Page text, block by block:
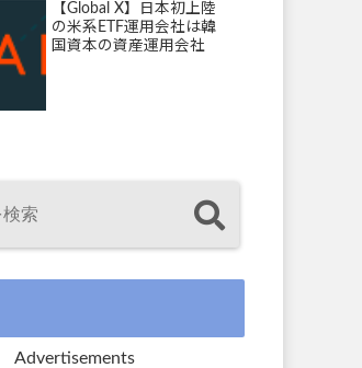
【Global X】日本初上陸
の米系ETF運用会社は韓
国資本の資産運用会社
Advertisements